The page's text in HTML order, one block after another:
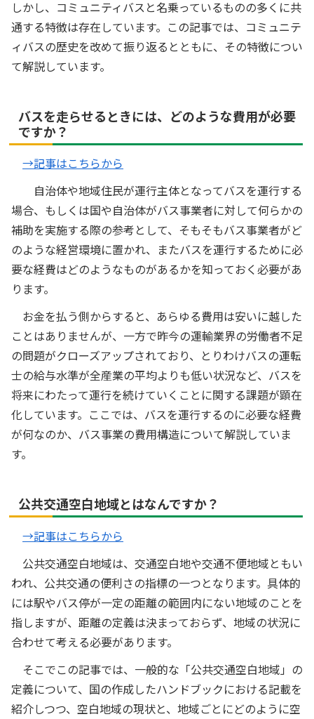
しかし、コミュニティバスと名乗っているものの多くに共
通する特徴は存在しています。この記事では、コミュニテ
ィバスの歴史を改めて振り返るとともに、その特徴につい
て解説しています。
バスを走らせるときには、どのような費用が必要
ですか？
→記事はこちらから
自治体や地域住民が運行主体となってバスを運行する
場合、もしくは国や自治体がバス事業者に対して何らかの
補助を実施する際の参考として、そもそもバス事業者がど
のような経営環境に置かれ、またバスを運行するために必
要な経費はどのようなものがあるかを知っておく必要があ
ります。
お金を払う側からすると、あらゆる費用は安いに越した
ことはありませんが、一方で昨今の運輸業界の労働者不足
の問題がクローズアップされており、とりわけバスの運転
士の給与水準が全産業の平均よりも低い状況など、バスを
将来にわたって運行を続けていくことに関する課題が顕在
化しています。ここでは、バスを運行するのに必要な経費
が何なのか、バス事業の費用構造について解説していま
す。
公共交通空白地域とはなんですか？
→記事はこちらから
公共交通空白地域は、交通空白地や交通不便地域ともい
われ、公共交通の便利さの指標の一つとなります。具体的
には駅やバス停が一定の距離の範囲内にない地域のことを
指しますが、距離の定義は決まっておらず、地域の状況に
合わせて考える必要があります。
そこでこの記事では、一般的な「公共交通空白地域」の
定義について、国の作成したハンドブックにおける記載を
紹介しつつ、空白地域の現状と、地域ごとにどのように空